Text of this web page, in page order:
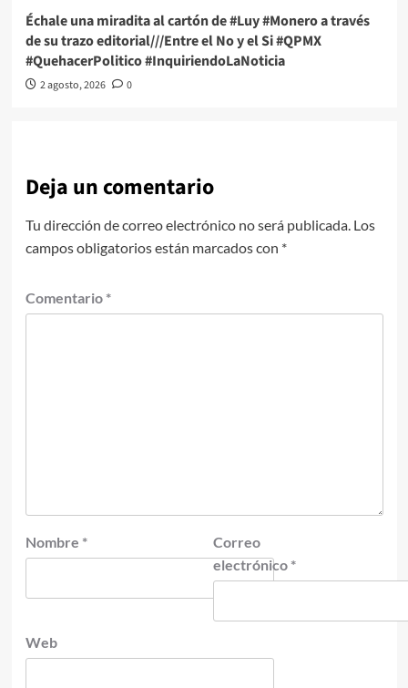
Échale una miradita al cartón de #Luy #Monero a través
de su trazo editorial///Entre el No y el Si #QPMX
#QuehacerPolitico #InquiriendoLaNoticia
2 agosto, 2026 0
Deja un comentario
Tu dirección de correo electrónico no será publicada. Los
campos obligatorios están marcados con *
Comentario *
Nombre *
Correo
electrónico *
Web